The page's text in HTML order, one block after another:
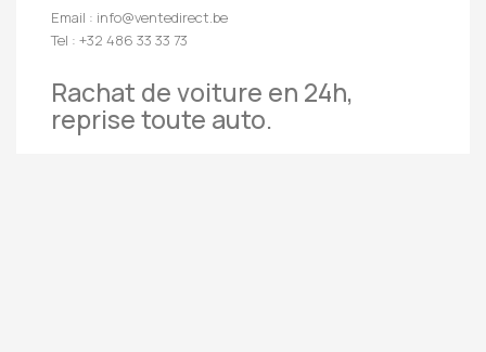
Email : info@ventedirect.be
Tel : +32 486 33 33 73
Rachat de voiture en 24h,
reprise toute auto.